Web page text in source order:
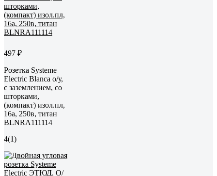
497 ₽
Розетка Systeme
Electric Blanca о/у,
с заземлением, со
шторками,
(компакт) изол.пл,
16а, 250в, титан
BLNRA111114
4(1)